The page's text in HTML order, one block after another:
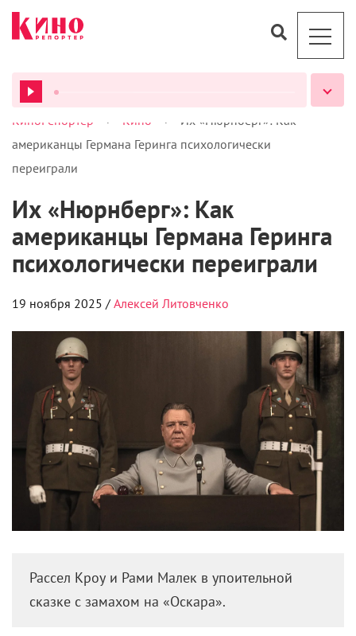
ВСЕ ПОДКАСТЫ
КиноРепортер > Кино >
Их «Нюрнберг»: Как
американцы Германа Геринга психологически
переиграли
Их «Нюрнберг»: Как
американцы Германа Геринга
психологически переиграли
19 ноября 2025 / Алексей Литовченко
Рассел Кроу и Рами Малек в упоительной
сказке с замахом на «Оскара».